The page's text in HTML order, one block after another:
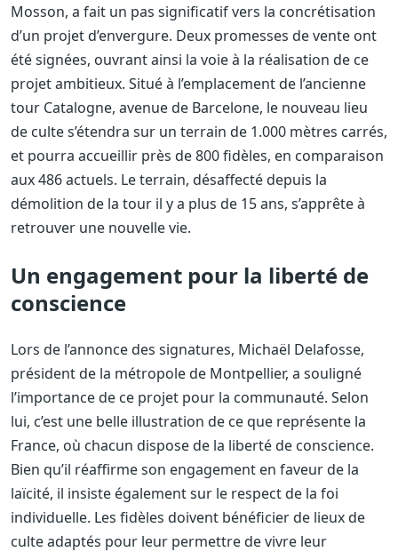
Mosson, a fait un pas significatif vers la concrétisation
d’un projet d’envergure. Deux promesses de vente ont
été signées, ouvrant ainsi la voie à la réalisation de ce
projet ambitieux. Situé à l’emplacement de l’ancienne
tour Catalogne, avenue de Barcelone, le nouveau lieu
de culte s’étendra sur un terrain de 1.000 mètres carrés,
et pourra accueillir près de 800 fidèles, en comparaison
aux 486 actuels. Le terrain, désaffecté depuis la
démolition de la tour il y a plus de 15 ans, s’apprête à
retrouver une nouvelle vie.
Un engagement pour la liberté de
conscience
Lors de l’annonce des signatures, Michaël Delafosse,
président de la métropole de Montpellier, a souligné
l’importance de ce projet pour la communauté. Selon
lui, c’est une belle illustration de ce que représente la
France, où chacun dispose de la liberté de conscience.
Bien qu’il réaffirme son engagement en faveur de la
laïcité, il insiste également sur le respect de la foi
individuelle. Les fidèles doivent bénéficier de lieux de
culte adaptés pour leur permettre de vivre leur